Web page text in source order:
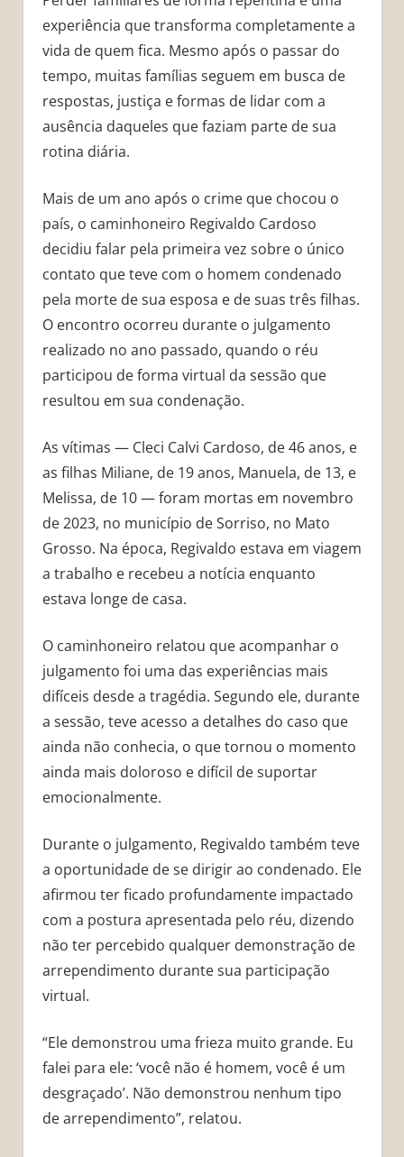
experiência que transforma completamente a
vida de quem fica. Mesmo após o passar do
tempo, muitas famílias seguem em busca de
respostas, justiça e formas de lidar com a
ausência daqueles que faziam parte de sua
rotina diária.
Mais de um ano após o crime que chocou o
país, o caminhoneiro Regivaldo Cardoso
decidiu falar pela primeira vez sobre o único
contato que teve com o homem condenado
pela morte de sua esposa e de suas três filhas.
O encontro ocorreu durante o julgamento
realizado no ano passado, quando o réu
participou de forma virtual da sessão que
resultou em sua condenação.
As vítimas — Cleci Calvi Cardoso, de 46 anos, e
as filhas Miliane, de 19 anos, Manuela, de 13, e
Melissa, de 10 — foram mortas em novembro
de 2023, no município de Sorriso, no Mato
Grosso. Na época, Regivaldo estava em viagem
a trabalho e recebeu a notícia enquanto
estava longe de casa.
O caminhoneiro relatou que acompanhar o
julgamento foi uma das experiências mais
difíceis desde a tragédia. Segundo ele, durante
a sessão, teve acesso a detalhes do caso que
ainda não conhecia, o que tornou o momento
ainda mais doloroso e difícil de suportar
emocionalmente.
Durante o julgamento, Regivaldo também teve
a oportunidade de se dirigir ao condenado. Ele
afirmou ter ficado profundamente impactado
com a postura apresentada pelo réu, dizendo
não ter percebido qualquer demonstração de
arrependimento durante sua participação
virtual.
“Ele demonstrou uma frieza muito grande. Eu
falei para ele: ‘você não é homem, você é um
desgraçado’. Não demonstrou nenhum tipo
de arrependimento”, relatou.